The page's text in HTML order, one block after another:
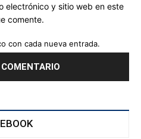
electrónico y sitio web en este
comente.
con cada nueva entrada.